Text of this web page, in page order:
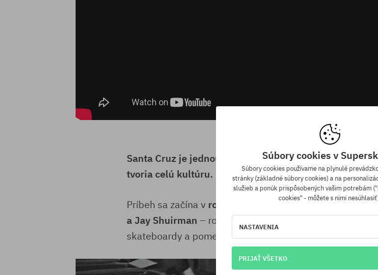
Santa Cruz je jednou z tých značiek, ktoré
tvoria celú kultúru.
Príbeh sa začína v roku 1973 v Kalifornii, keď sa traja
a Jay Shuirman – rozhodli robiť viac než len jazdiť na
skateboardy a pomenovali ich po svojom meste:Santa
Súbory cookies v
Súbory cookies používame na plynulé
stránky (základné súbory cookies) a na
služieb a ponúk prispôsobených vašim potrebám
cookies" - môžete s nimi
NASTAVENIA
PRIJAŤ VŠETKO